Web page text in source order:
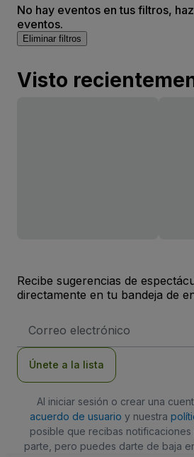
No hay eventos en tus filtros,
eventos.
Eliminar filtros
Visto
Recibe sugerencias de
directamente en tu bandeja de
de
Únete a la lista
Al iniciar sesión o crear una
acuerdo de usuario y nuestra
posible que recibas notificaciones
parte, pero puedes darte de baja